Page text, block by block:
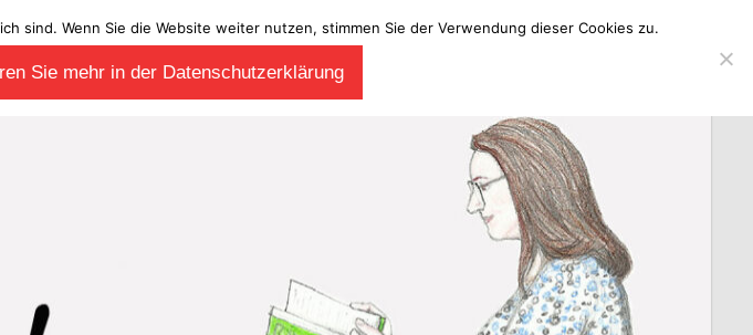
sind. Wenn Sie die Website weiter nutzen, stimmen Sie der Verwendung dieser Cookies zu.
Sie mehr in der Datenschutzerklärung